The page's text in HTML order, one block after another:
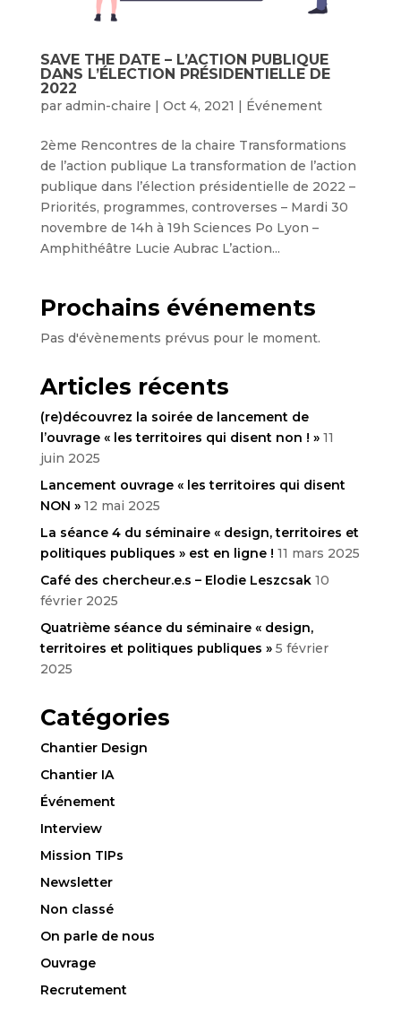
SAVE THE DATE – L’ACTION PUBLIQUE
DANS L’ÉLECTION PRÉSIDENTIELLE DE
2022
par admin-chaire | Oct 4, 2021 | Événement
2ème Rencontres de la chaire Transformations
de l’action publique La transformation de l’action
publique dans l’élection présidentielle de 2022 –
Priorités, programmes, controverses – Mardi 30
novembre de 14h à 19h Sciences Po Lyon –
Amphithéâtre Lucie Aubrac L’action...
Prochains événements
Pas d'évènements prévus pour le moment.
Articles récents
(re)découvrez la soirée de lancement de
l’ouvrage « les territoires qui disent non ! » 11
juin 2025
Lancement ouvrage « les territoires qui disent
NON » 12 mai 2025
La séance 4 du séminaire « design, territoires et
politiques publiques » est en ligne ! 11 mars 2025
Café des chercheur.e.s – Elodie Leszcsak 10
février 2025
Quatrième séance du séminaire « design,
territoires et politiques publiques » 5 février
2025
Catégories
Chantier Design
Chantier IA
Événement
Interview
Mission TIPs
Newsletter
Non classé
On parle de nous
Ouvrage
Recrutement